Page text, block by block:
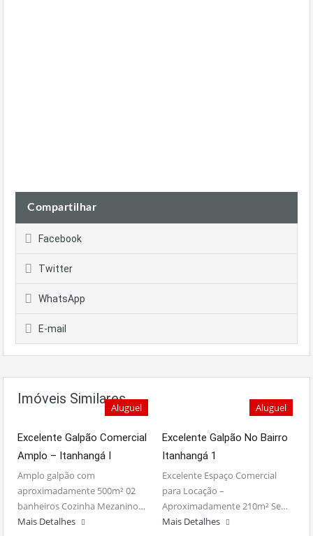
Compartilhar
Facebook
Twitter
WhatsApp
E-mail
Imóveis Similares
Aluguel
Excelente Galpão Comercial
Amplo – Itanhangá I
Amplo galpão com
aproximadamente 500m² 02
banheiros Cozinha Mezanino…
Mais Detalhes
Aluguel
Excelente Galpão No Bairro
Itanhangá 1
Excelente Espaço Comercial
para Locação –
Aproximadamente 210m² Se…
Mais Detalhes